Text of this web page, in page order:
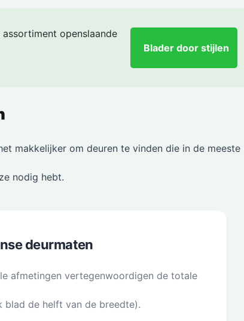
openslaande
Blader door stijlen
makkelijker om deuren te vinden die in de meeste
nodig hebt.
deurmaten
afmetingen vertegenwoordigen de totale
blad de helft van de breedte).